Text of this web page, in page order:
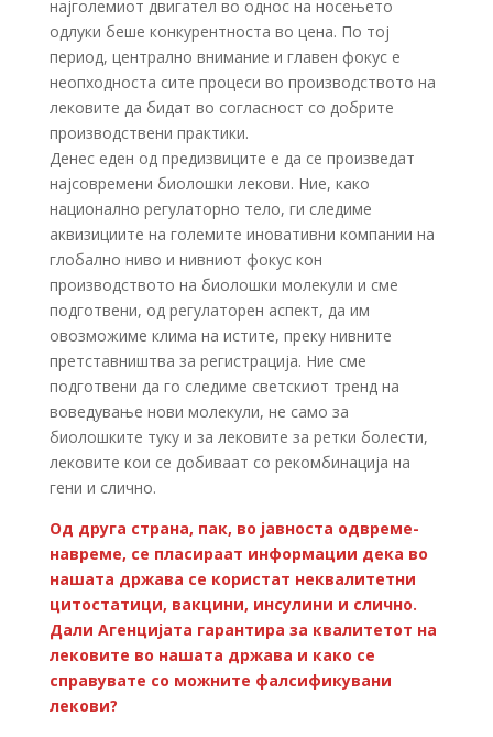
најголемиот двигател во однос на носењето
одлуки беше конкурентноста во цена. По тој
период, централно внимание и главен фокус е
неопходноста сите процеси во производството на
лековите да бидат во согласност со добрите
производствени практики.
Денес еден од предизвиците е да се произведат
најсовремени биолошки лекови. Ние, како
национално регулаторно тело, ги следиме
аквизициите на големите иновативни компании на
глобално ниво и нивниот фокус кон
производството на биолошки молекули и сме
подготвени, од регулаторен аспект, да им
овозможиме клима на истите, преку нивните
претставништва за регистрација. Ние сме
подготвени да го следиме светскиот тренд на
воведување нови молекули, не само за
биолошките туку и за лековите за ретки болести,
лековите кои се добиваат со рекомбинација на
гени и слично.
Од друга страна, пак, во јавноста одвреме-
навреме, се пласираат информации дека во
нашата држава се користат неквалитетни
цитостатици, вакцини, инсулини и слично.
Дали Агенцијата гарантира за квалитетот на
лековите во нашата држава и како се
справувате со можните фалсификувани
лекови?